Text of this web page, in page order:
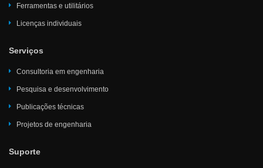
Ferramentas e utilitários
Licenças individuais
Serviços
Consultoria em engenharia
Pesquisa e desenvolvimento
Publicações técnicas
Projetos de engenharia
Suporte